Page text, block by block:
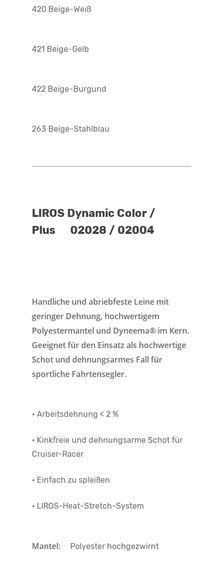
420 Beige-Weiß
421 Beige-Gelb
422 Beige-Burgund
263 Beige-Stahlblau
LIROS Dynamic Color /
Plus 02028 / 02004
Handliche und abriebfeste Leine mit
geringer Dehnung, hochwertigem
Polyestermantel und Dyneema® im Kern.
Geeignet für den Einsatz als hochwertige
Schot und dehnungsarmes Fall für
sportliche Fahrtensegler.
• Arbeitsdehnung < 2 %
• Kinkfreie und dehnungsarme Schot für
Cruiser-Racer
• Einfach zu spleißen
• LIROS-Heat-Stretch-System
Mantel: Polyester hochgezwirnt